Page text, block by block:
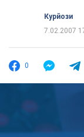
Курйози
7.02.2007
0